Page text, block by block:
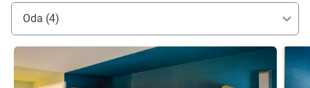
Oda (4)
Ayrıntıları göster